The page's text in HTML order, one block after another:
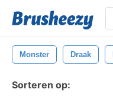
Monster Draak
Sorteren op: